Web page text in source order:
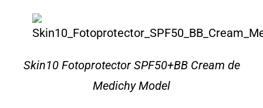
Skin10 Fotoprotector SPF50+BB Cream de
Medichy Model